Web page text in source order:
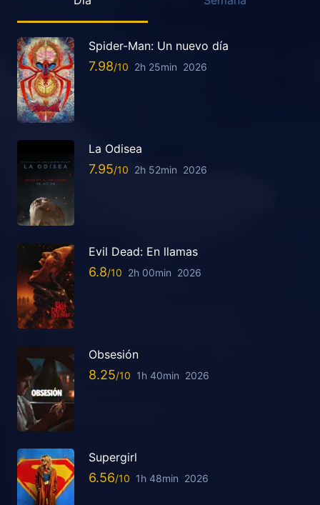
Spider-Man: Un nuevo día
7.98 2h 25min 2026
La Odisea
7.95 2h 52min 2026
Evil Dead: En llamas
6.8 2h 00min 2026
Obsesión
8.25 1h 40min 2026
Supergirl
6.56 1h 48min 2026